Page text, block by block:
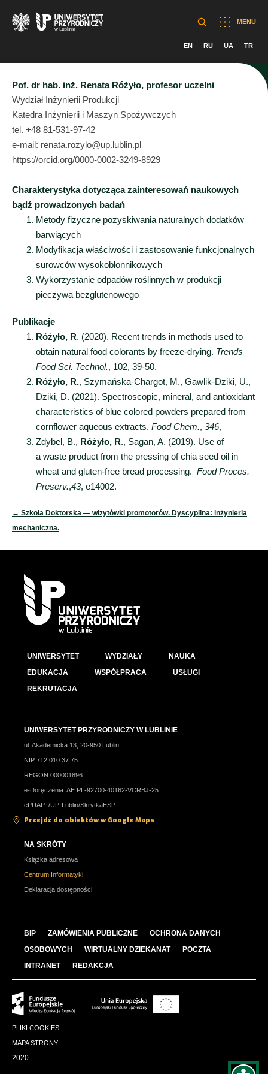
MENU
EN RU UA TR
Pof. dr hab. inż. Renata Różyło, profesor uczelni
Wydział Inżynierii Produkcji
Katedra Inżynierii i Maszyn Spożywczych
tel. +48 81-531-97-42
e-mail: renata.rozylo@up.lublin.pl
https://orcid.org/0000-0002-3249-8929
Charakterystyka dotycząca zainteresowań naukowych
bądź prowadzonych badań
Metody fizyczne pozyskiwania naturalnych dodatków
barwiących
Modyfikacja właściwości i zastosowanie funkcjonalnych
surowców wysokobłonnikowych
Wykorzystanie odpadów roślinnych w produkcji
pieczywa bezglutenowego
Publikacje
Różyło, R. (2020). Recent trends in methods used to
obtain natural food colorants by freeze-drying. Trends
Food Sci. Technol., 102, 39-50.
Różyło, R., Szymańska-Chargot, M., Gawlik-Dziki, U.,
Dziki, D. (2021). Spectroscopic, mineral, and antioxidant
characteristics of blue colored powders prepared from
cornflower aqueous extracts. Food Chem., 346,
Zdybel, B., Różyło, R., Sagan, A. (2019). Use of
a waste product from the pressing of chia seed oil in
wheat and gluten-free bread processing. Food Proces.
Preserv.,43, e14002.
← Szkoła Doktorska — wizytówki promotorów. Dyscyplina: inżynieria
mechaniczna.
UNIWERSYTET WYDZIAŁY
NAUKA
EDUKACJA
WSPÓŁPRACA
USŁUGI
REKRUTACJA
UNIWERSYTET PRZYRODNICZY W LUBLINIE
ul. Akademicka 13, 20-950 Lublin
NIP 712 010 37 75
REGON 000001896
e-Doręczenia: AE:PL-92700-40162-VCRBJ-25
ePUAP: /UP-Lublin/SkrytkaESP
Przejdź do obiektów w Google Maps
NA SKRÓTY
Książka adresowa
Centrum Informatyki
Deklaracja dostępności
BIP ZAMÓWIENIA PUBLICZNE
OCHRONA DANYCH
OSOBOWYCH
WIRTUALNY DZIEKANAT
POCZTA
INTRANET
REDAKCJA
PLIKI COOKIES
MAPA STRONY
2020